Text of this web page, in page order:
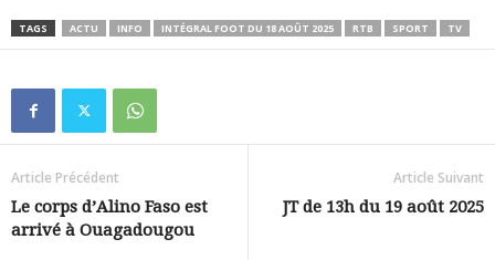
TAGS ACTU INFO INTÉGRAL FOOT DU 18 AOÛT 2025 RTB SPORT TV
Article Précédent
Le corps d’Alino Faso est
arrivé à Ouagadougou
Article Suivant
JT de 13h du 19 août 2025